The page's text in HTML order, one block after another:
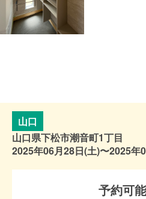
山口
山口県下松市潮音町1丁目
2025年06月28日(土)〜2025年
予約可